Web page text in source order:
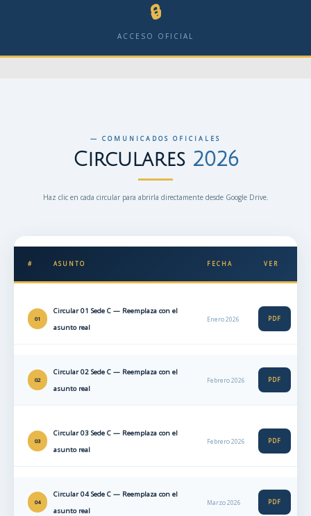
🔒
ACCESO OFICIAL
— COMUNICADOS OFICIALES
Circulares 2026
Haz clic en cada circular para abrirla directamente desde Google Drive.
# ASUNTO FECHA VER
01
Circular 01 Sede C — Reemplaza con el
asunto real
Enero 2026 PDF
02
Circular 02 Sede C — Reemplaza con el
asunto real
Febrero 2026 PDF
03
Circular 03 Sede C — Reemplaza con el
asunto real
Febrero 2026 PDF
04
Circular 04 Sede C — Reemplaza con el
asunto real
Marzo 2026 PDF